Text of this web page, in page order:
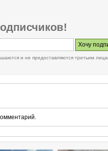
и не предоставляются третьим